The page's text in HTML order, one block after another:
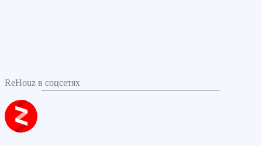
ReHouz в соцсетях